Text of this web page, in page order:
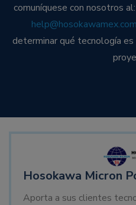
comuníquese con nosotros
help@hosokawamex.com
determinar qué tecnología es
Hosokawa Micron
Aporta a sus clientes